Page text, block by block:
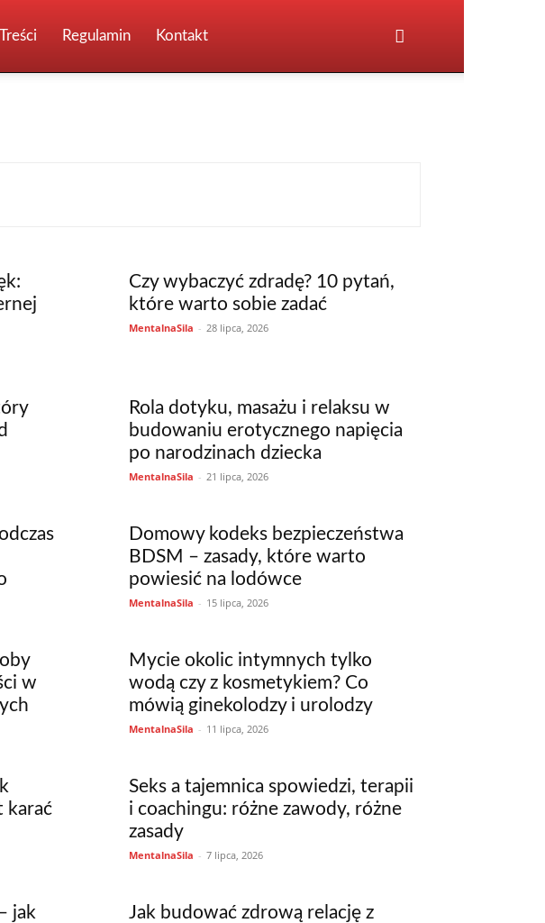
Regulamin Kontakt
Czy wybaczyć zdradę? 10 pytań,
które warto sobie zadać
MentalnaSila - 28 lipca, 2026
Rola dotyku, masażu i relaksu w
budowaniu erotycznego napięcia
po narodzinach dziecka
MentalnaSila - 21 lipca, 2026
Domowy kodeks bezpieczeństwa
BDSM – zasady, które warto
powiesić na lodówce
MentalnaSila - 15 lipca, 2026
w
Mycie okolic intymnych tylko
wodą czy z kosmetykiem? Co
mówią ginekolodzy i urolodzy
MentalnaSila - 11 lipca, 2026
karać
Seks a tajemnica spowiedzi, terapii
i coachingu: różne zawody, różne
zasady
MentalnaSila - 7 lipca, 2026
jak
Jak budować zdrową relację z